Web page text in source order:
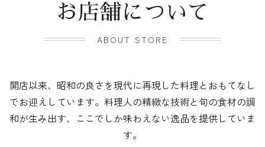
お店舗について
ABOUT STORE
開店以来、昭和の良さを現代に再現した料理とおもてなし
でお迎えしています。料理人の精緻な技術と旬の食材の調
和が生み出す、ここでしか味わえない逸品を提供していま
す。